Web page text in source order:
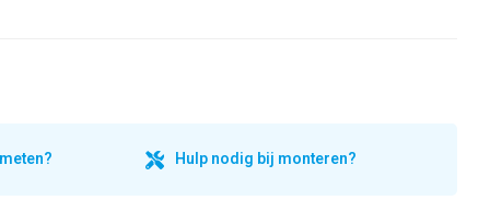
Hulp nodig bij monteren?